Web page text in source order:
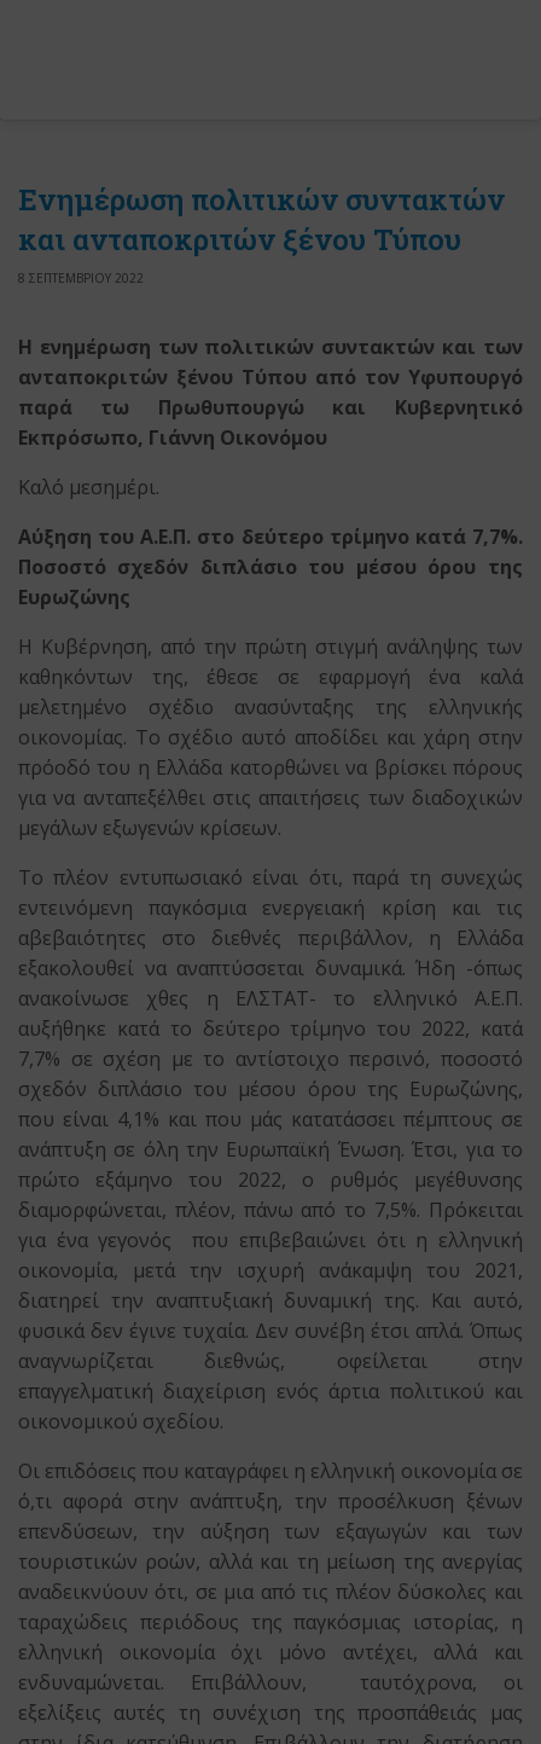
Ενημέρωση πολιτικών συντακτών
και ανταποκριτών ξένου Τύπου
8 ΣΕΠΤΕΜΒΡΙΟΥ 2022
Η ενημέρωση των πολιτικών συντακτών και των
ανταποκριτών ξένου Τύπου από τον Υφυπουργό
παρά τω Πρωθυπουργώ και Κυβερνητικό
Εκπρόσωπο, Γιάννη Οικονόμου
Καλό μεσημέρι.
Αύξηση του Α.Ε.Π. στο δεύτερο τρίμηνο κατά 7,7%.
Ποσοστό σχεδόν διπλάσιο του μέσου όρου της
Ευρωζώνης
Η Κυβέρνηση, από την πρώτη στιγμή ανάληψης των
καθηκόντων της, έθεσε σε εφαρμογή ένα καλά
μελετημένο σχέδιο ανασύνταξης της ελληνικής
οικονομίας. Το σχέδιο αυτό αποδίδει και χάρη στην
πρόοδό του η Ελλάδα κατορθώνει να βρίσκει πόρους
για να ανταπεξέλθει στις απαιτήσεις των διαδοχικών
μεγάλων εξωγενών κρίσεων.
Το πλέον εντυπωσιακό είναι ότι, παρά τη συνεχώς
εντεινόμενη παγκόσμια ενεργειακή κρίση και τις
αβεβαιότητες στο διεθνές περιβάλλον, η Ελλάδα
εξακολουθεί να αναπτύσσεται δυναμικά. Ήδη -όπως
ανακοίνωσε χθες η ΕΛΣΤΑΤ- το ελληνικό Α.Ε.Π.
αυξήθηκε κατά το δεύτερο τρίμηνο του 2022, κατά
7,7% σε σχέση με το αντίστοιχο περσινό, ποσοστό
σχεδόν διπλάσιο του μέσου όρου της Ευρωζώνης,
που είναι 4,1% και που μάς κατατάσσει πέμπτους σε
ανάπτυξη σε όλη την Ευρωπαϊκή Ένωση. Έτσι, για το
πρώτο εξάμηνο του 2022, ο ρυθμός μεγέθυνσης
διαμορφώνεται, πλέον, πάνω από το 7,5%. Πρόκειται
για ένα γεγονός που επιβεβαιώνει ότι η ελληνική
οικονομία, μετά την ισχυρή ανάκαμψη του 2021,
διατηρεί την αναπτυξιακή δυναμική της. Και αυτό,
φυσικά δεν έγινε τυχαία. Δεν συνέβη έτσι απλά. Όπως
αναγνωρίζεται διεθνώς, οφείλεται στην
επαγγελματική διαχείριση ενός άρτια πολιτικού και
οικονομικού σχεδίου.
Οι επιδόσεις που καταγράφει η ελληνική οικονομία σε
ό,τι αφορά στην ανάπτυξη, την προσέλκυση ξένων
επενδύσεων, την αύξηση των εξαγωγών και των
τουριστικών ροών, αλλά και τη μείωση της ανεργίας
αναδεικνύουν ότι, σε μια από τις πλέον δύσκολες και
ταραχώδεις περιόδους της παγκόσμιας ιστορίας, η
ελληνική οικονομία όχι μόνο αντέχει, αλλά και
ενδυναμώνεται. Επιβάλλουν, ταυτόχρονα, οι
εξελίξεις αυτές τη συνέχιση της προσπάθειάς μας